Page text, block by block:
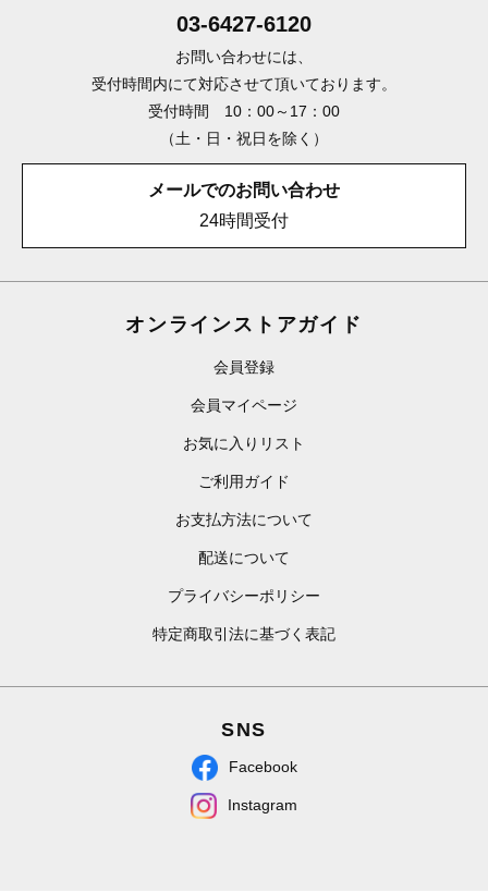
03-6427-6120
お問い合わせには、
受付時間内にて対応させて頂いております。
受付時間 10：00～17：00
（土・日・祝日を除く）
メールでのお問い合わせ
24時間受付
オンラインストアガイド
会員登録
会員マイページ
お気に入りリスト
ご利用ガイド
お支払方法について
配送について
プライバシーポリシー
特定商取引法に基づく表記
SNS
Facebook
Instagram